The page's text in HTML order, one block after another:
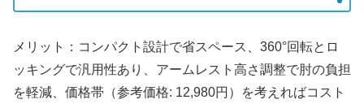
メリット：コンパクト設計で省スペース、360°回転とロ
ッキングで汎用性あり、アームレスト高さ調整で肘の負担
を軽減、価格帯（参考価格: 12,980円）を考えればコスト